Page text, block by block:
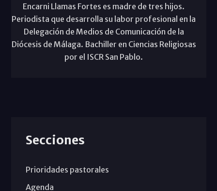
Encarni Llamas Fortes es madre de tres hijos.
Periodista que desarrolla su labor profesional en la
Delegación de Medios de Comunicación de la
Diócesis de Málaga. Bachiller en Ciencias Religiosas
por el ISCR San Pablo.
Secciones
Prioridades pastorales
Agenda